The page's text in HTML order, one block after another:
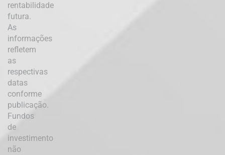
rentabilidade
futura.
As
informações
refletem
as
respectivas
datas
conforme
publicação.
Fundos
de
investimento
não